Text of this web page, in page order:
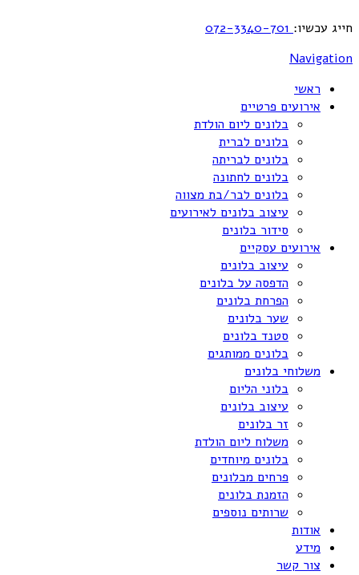
חייג עכשיו:
Navigation
ראשי
אירועים פרטיים
בלונים ליום הולדת
בלונים לברית
בלונים לבריתה
בלונים לחתונה
בלונים לבר/בת מצווה
עיצוב בלונים לאירועים
סידור בלונים
אירועים עסקיים
עיצוב בלונים
הדפסה על בלונים
הפרחת בלונים
שער בלונים
סטנד בלונים
בלונים ממותגים
משלוחי בלונים
בלוני הליום
עיצוב בלונים
זר בלונים
משלוח ליום הולדת
בלונים מיוחדים
פרחים מבלונים
הזמנת בלונים
שרותים נוספים
אודות
מידע
צור קשר